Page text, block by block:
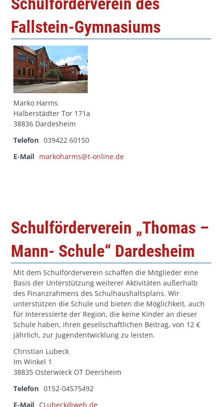
Fallstein-Gymnasiums
Marko Harms
Halberstädter Tor 171a
38836 Dardesheim
Telefon 039422 60150
E-Mail markoharms@t-online.de
Schulförderverein „Thomas –
Mann- Schule“ Dardesheim
Mit dem Schulförderverein schaffen die Mitglieder eine
Basis der Unterstützung weiterer Aktivitäten außerhalb
des Finanzrahmens des Schulhaushaltsplans. Wir
unterstützen die Schule und bieten die Möglichkeit, auch
für Interessierte der Region, die keine Kinder an dieser
Schule haben, ihren gesellschaftlichen Beitrag, von 12 €
jährlich, zur Jugendentwicklung zu leisten.
Christian Lubeck
Im Winkel 1
38835 Osterwieck OT Deersheim
Telefon 0152-04575492
E-Mail CLubeck@web.de